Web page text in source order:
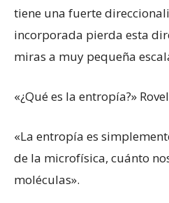
tiene una fuerte
incorporada pierda esta
miras a muy pequeña
«¿Qué es la entropía?»
«La entropía es
de la microfísica, cuánto
moléculas».